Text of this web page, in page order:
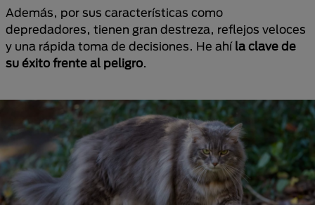
Además, por sus características como
depredadores, tienen gran destreza, reflejos veloces
y una rápida toma de decisiones. He ahí la clave de
su éxito frente al peligro.